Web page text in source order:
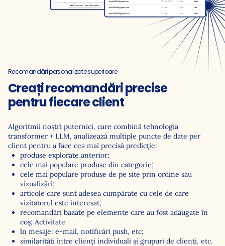
Recomandări personalizate superioare
Creați recomandări precise
pentru fiecare client
Algoritmii noștri puternici, care combină tehnologia
transformer + LLM, analizează multiple puncte de date per
client pentru a face cea mai precisă predicție:
produse explorate anterior;
cele mai populare produse din categorie;
cele mai populare produse de pe site prin ordine sau
vizualizări;
articole care sunt adesea cumpărate cu cele de care
vizitatorul este interesat;
recomandări bazate pe elemente care au fost adăugate în
coș; Activitate
în mesaje: e-mail, notificări push, etc;
similarităţi între clienţi individuali şi grupuri de clienţi, etc.